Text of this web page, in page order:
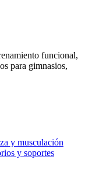
funcional,
para gimnasios,
y musculación
y soportes